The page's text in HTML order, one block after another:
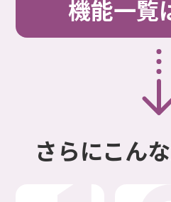
機能一覧
さらにこん